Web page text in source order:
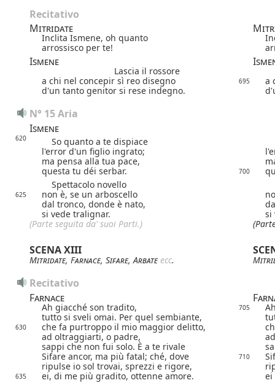
Recitativo
Mitridate
Inclita Ismene, oh quanto
arrossisco per te!
Ismene
Lascia il rossore
a chi nel concepir sì reo disegno
695
a
d'un tanto genitor si rese indegno.
N° 15 Aria
Ismene
620 So quanto a te dispiace
l'error d'un figlio ingrato;
ma pensa alla tua pace,
questa tu déi serbar.
700
Spettacolo novello
625 non è, se un arboscello
dal tronco, donde è nato,
si vede tralignar.
si
(Parte seguita da' suoi Parti.)
SCENA XIII
Mitridate, Farnace, Sifare,Arbateecc.
Recitativo
Farnace
Ah giacché son tradito, 705
tutto si sveli omai. Per quel sembiante,
630 che fa purtroppo il mio maggior delitto,
ad oltraggiarti, o padre,
sappi che non fui solo. È a te rivale
Sifare ancor, ma più fatal; ché, dove
710
ripulse io sol trovai, sprezzi e rigore,
635 ei, di me più gradito, ottenne amore. ei